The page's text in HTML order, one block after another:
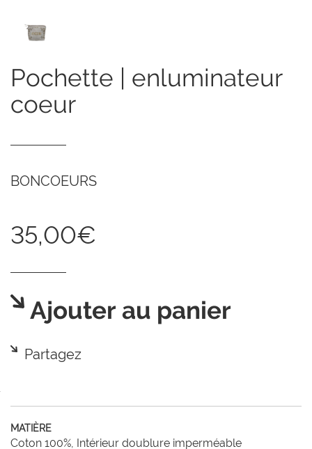
pochette | enluminateur
coeur
BONCOEURS
35,00€
Ajouter au panier
Partagez
MATIÈRE
Coton 100%, Intérieur doublure imperméable